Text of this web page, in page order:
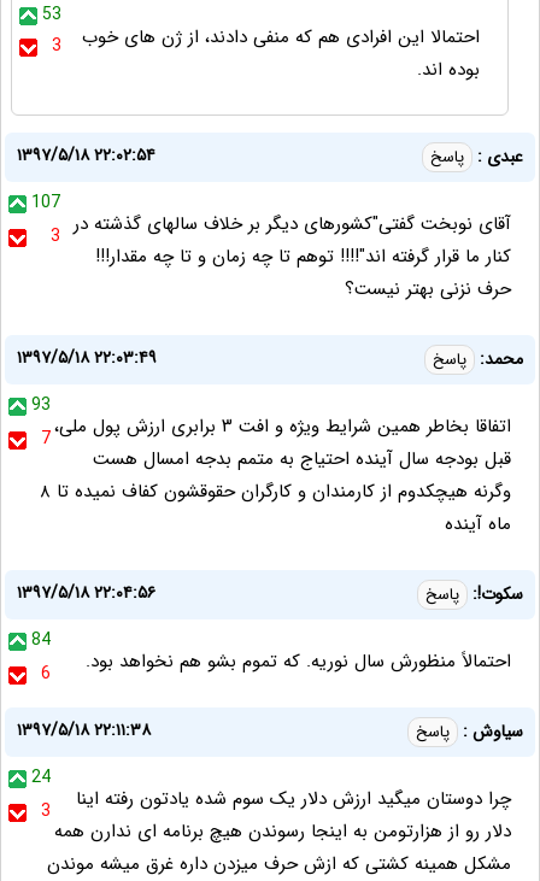
53
3
احتمالا این افرادی هم که منفی دادند، از ژن های خوب
بوده اند.
عبدی : پاسخ
۱۳۹۷/۵/۱۸ ۲۲:۰۲:۵۴
107
3 آقای نوبخت گفتی"کشورهای دیگر بر خلاف سالهای گذشته در
کنار ما قرار گرفته اند"!!!! توهم تا چه زمان و تا چه مقدار!!!
حرف نزنی بهتر نیست؟
محمد: پاسخ
۱۳۹۷/۵/۱۸ ۲۲:۰۳:۴۹
93
7اتفاقا بخاطر همین شرایط ویژه و افت ۳ برابری ارزش پول ملی،
قبل بودجه سال آینده احتیاج به متمم بدجه امسال هست
وگرنه هیچکدوم از کارمندان و کارگران حقوقشون کفاف نمیده تا ۸
ماه آینده
سکوت!: پاسخ
۱۳۹۷/۵/۱۸ ۲۲:۰۴:۵۶
84
6
احتمالاً منظورش سال نوریه. که تموم بشو هم نخواهد بود.
سیاوش : پاسخ
۱۳۹۷/۵/۱۸ ۲۲:۱۱:۳۸
24
3
چرا دوستان میگید ارزش دلار یک سوم شده یادتون رفته اینا
دلار رو از هزارتومن به اینجا رسوندن هیچ برنامه ای ندارن همه
مشکل همینه کشتی که ازش حرف میزدن داره غرق میشه موندن